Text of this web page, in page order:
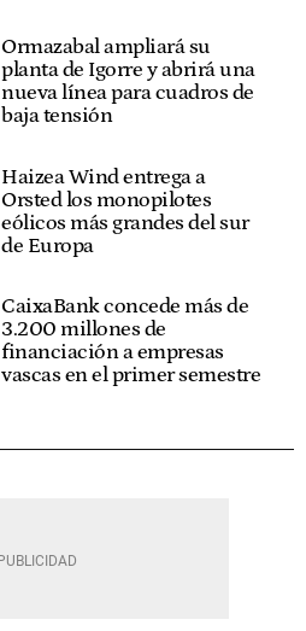
Ormazabal ampliará su
planta de Igorre y abrirá una
nueva línea para cuadros de
baja tensión
Haizea Wind entrega a
Orsted los monopilotes
eólicos más grandes del sur
de Europa
CaixaBank concede más de
3.200 millones de
financiación a empresas
vascas en el primer semestre